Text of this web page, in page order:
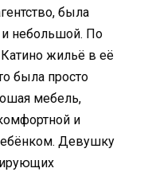
была
и небольшой. По
жильё в её
была просто
мебель,
и
Девушку